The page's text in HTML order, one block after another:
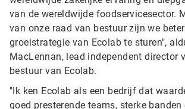
van de wereldwijde foodservicesector.
van onze raad van bestuur zijn we
groeistrategie van Ecolab te sturen",
MacLennan, lead independent director
bestuur van Ecolab.
"Ik ken Ecolab als een bedrijf dat
goed presterende teams, sterke